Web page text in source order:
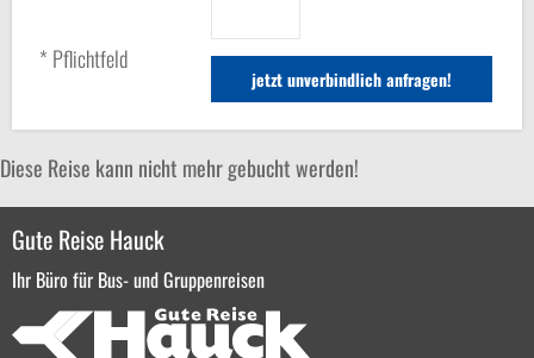
* Pflichtfeld
Diese Reise kann nicht mehr gebucht werden!
Gute Reise Hauck
Ihr Büro für Bus- und Gruppenreisen